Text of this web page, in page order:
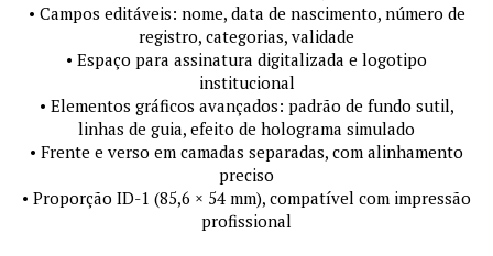
• Campos editáveis: nome, data de nascimento, número de
registro, categorias, validade
• Espaço para assinatura digitalizada e logotipo
institucional
• Elementos gráficos avançados: padrão de fundo sutil,
linhas de guia, efeito de holograma simulado
• Frente e verso em camadas separadas, com alinhamento
preciso
• Proporção ID-1 (85,6 × 54 mm), compatível com impressão
profissional